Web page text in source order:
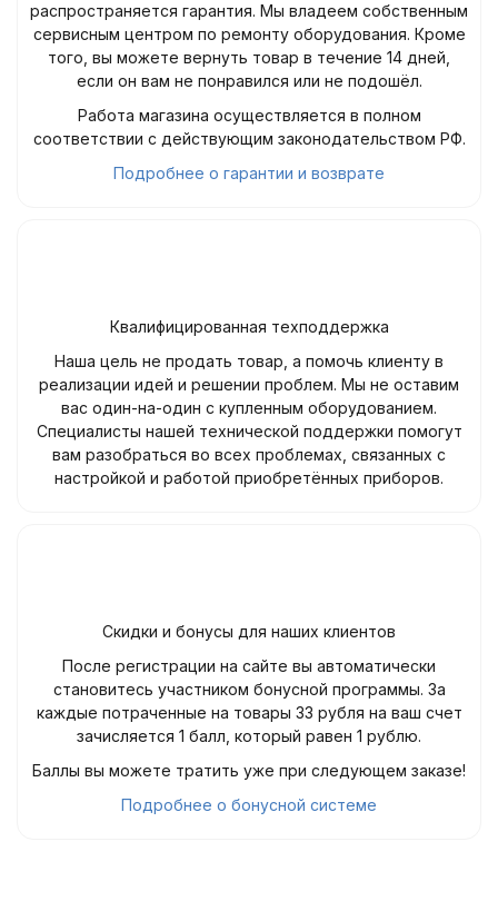
распространяется гарантия. Мы владеем собственным
сервисным центром по ремонту оборудования. Кроме
того, вы можете вернуть товар в течение 14 дней,
если он вам не понравился или не подошёл.
Работа магазина осуществляется в полном
соответствии с действующим законодательством РФ.
Подробнее о гарантии и возврате
Квалифицированная техподдержка
Наша цель не продать товар, а помочь клиенту в
реализации идей и решении проблем. Мы не оставим
вас один-на-один с купленным оборудованием.
Специалисты нашей технической поддержки помогут
вам разобраться во всех проблемах, связанных с
настройкой и работой приобретённых приборов.
Скидки и бонусы для наших клиентов
После регистрации на сайте вы автоматически
становитесь участником бонусной программы. За
каждые потраченные на товары 33 рубля на ваш счет
зачисляется 1 балл, который равен 1 рублю.
Баллы вы можете тратить уже при следующем заказе!
Подробнее о бонусной системе